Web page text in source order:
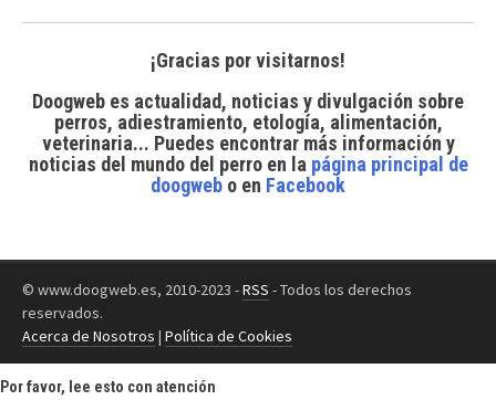
¡Gracias por visitarnos!
Doogweb es actualidad, noticias y divulgación sobre
perros, adiestramiento, etología, alimentación,
veterinaria... Puedes encontrar más información y
noticias del mundo del perroen la página principal de
doogweb o en Facebook
© www.doogweb.es, 2010-2023 -RSS - Todos los derechos
reservados.
Acerca de Nosotros | Política de Cookies
Por favor, lee esto con atención